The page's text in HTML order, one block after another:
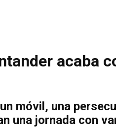
acaba
móvil, una
una jornada con